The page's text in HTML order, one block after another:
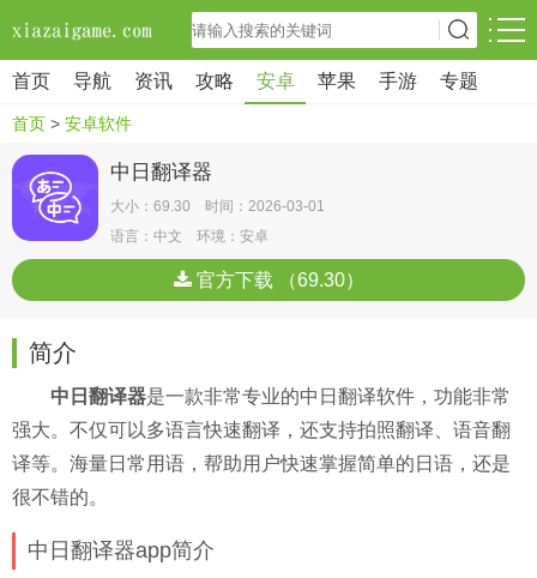
首页 导航 资讯 攻略 安卓 苹果 手游 专题
首页 > 安卓软件
中日翻译器
大小：69.30 时间：2026-03-01
语言：中文 环境：安卓
官方下载 （69.30）
简介
中日翻译器是一款非常专业的中日翻译软件，功能非常
强大。不仅可以多语言快速翻译，还支持拍照翻译、语音翻
译等。海量日常用语，帮助用户快速掌握简单的日语，还是
很不错的。
中日翻译器app简介